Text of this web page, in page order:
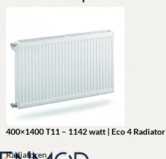
400×1400 T11 – 1142 watt | Eco 4 Radiator
Radiatoren